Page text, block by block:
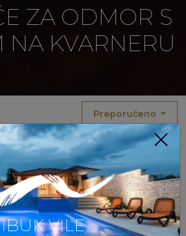
ZA ODMOR S
KVARNERU
Preporučeno
VILE